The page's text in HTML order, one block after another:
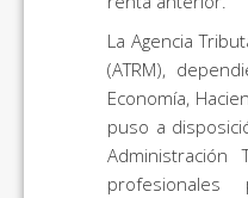
La Agencia
(ATRM),
Economía,
puso a
Administración